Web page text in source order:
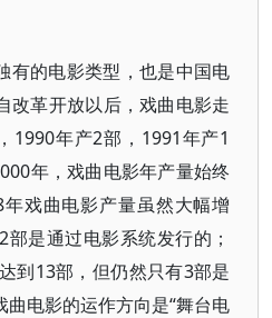
有的电影类型，也是中国电
改革开放以后，戏曲电影走
1990年产2部，1991年产1
年，戏曲电影年产量始终
戏曲电影产量虽然大幅增
是通过电影系统发行的；
到13部，但仍然只有3部是
电影的运作方向是“舞台电